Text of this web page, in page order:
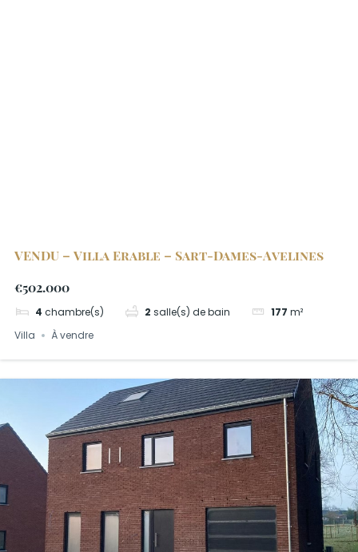
VENDU – Villa Erable – Sart-Dames-Avelines
€502.000
4 chambre(s) 2 salle(s) de bain 177 m²
Villa
À vendre